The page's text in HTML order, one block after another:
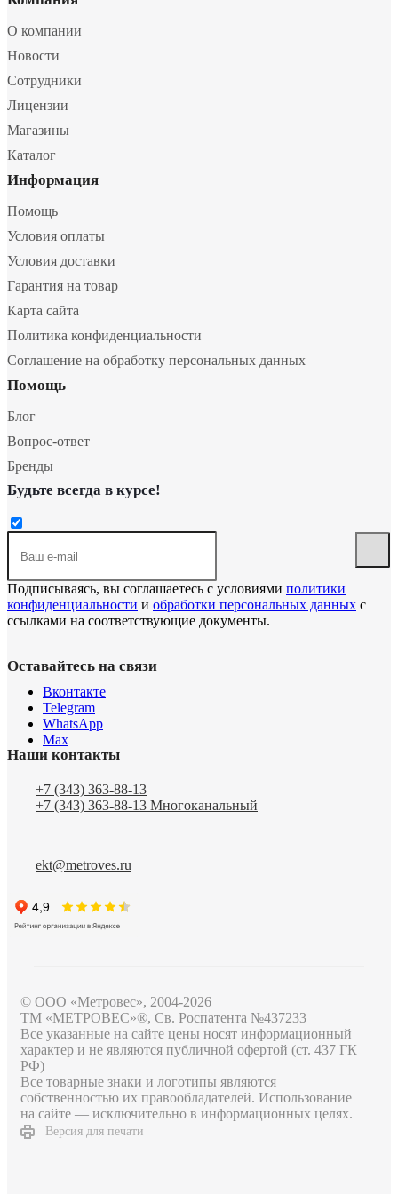
О компании
Новости
Сотрудники
Лицензии
Магазины
Каталог
Информация
Помощь
Условия оплаты
Условия доставки
Гарантия на товар
Карта сайта
Политика конфиденциальности
Соглашение на обработку персональных данных
Помощь
Блог
Вопрос-ответ
Бренды
Будьте всегда в курсе!
Подписываясь, вы соглашаетесь с условиями политики
конфиденциальности и обработки персональных данных с
ссылками на соответствующие документы.
Оставайтесь на связи
Вконтакте
Telegram
WhatsApp
Max
Наши контакты
+7 (343) 363-88-13
+7 (343) 363-88-13 Многоканальный
ekt@metroves.ru
© ООО «Метровес», 2004-2026
ТМ «МЕТРОВЕС»®, Св. Роспатента №4​3​7​2​3​3
Все указанные на сайте цены носят информационный
характер и не являются публичной офертой (ст. 437 ГК
РФ)
Все товарные знаки и логотипы являются
собственностью их правообладателей. Использование
на сайте — исключительно в информационных целях.
Версия для печати